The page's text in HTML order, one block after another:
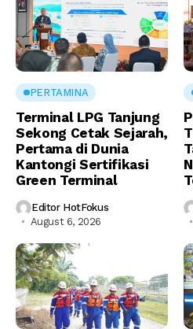
PERTAMINA
Terminal LPG Tanjung
Sekong Cetak Sejarah,
Pertama di Dunia
Kantongi Sertifikasi
Green Terminal
Editor HotFokus
August 6, 2026